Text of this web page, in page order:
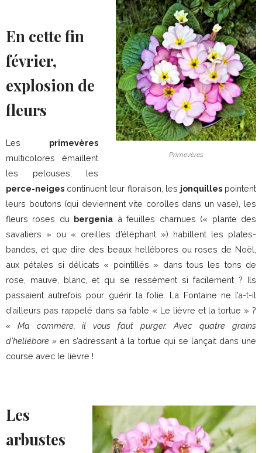
Primevères
En cette fin
février,
explosion de
fleurs
Les primevères
multicolores émaillent
les pelouses, les
perce-neiges continuent leur floraison, les jonquillespointent
leurs boutons (qui deviennent vite corolles dans un vase), les
fleurs roses du bergenia à feuilles charnues (« plante des
savatiers » ou « oreilles d’éléphant ») habillent les plates-
bandes, et que dire des beaux hellébores ou roses de Noël,
aux pétales si délicats « pointillés » dans tous les tons de
rose, mauve, blanc, et qui se ressèment si facilement ? Ils
passaient autrefois pour guérir la folie. La Fontaine ne l’a-t-il
d’ailleurs pas rappelé dans sa fable « Le lièvre et la tortue » ?
« Ma commère, il vous faut purger. Avec quatre grains
d’hellébore » en s’adressant à la tortue qui se lançait dans une
course avec le lièvre !
Les
arbustes